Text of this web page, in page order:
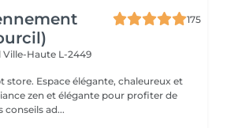
175
Ville-Haute L-2449
chaleureux et
zen et élégante pour profiter de
ad...